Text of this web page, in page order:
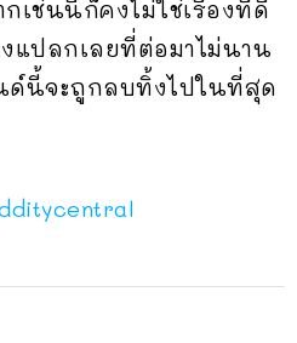
เช่นนี้ก็คงไม่ใช่เรื่องที่ดี
แปลกเลยที่ต่อมาไม่นาน
ด์นี้จะถูกลบทิ้งไปในที่สุด